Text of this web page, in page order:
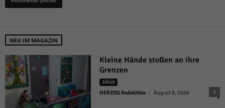
NEU IM MAGAZIN
Kleine Hände stoßen an ihre
Grenzen
Jülich
HERZOG Redaktion - August 8, 2026 0